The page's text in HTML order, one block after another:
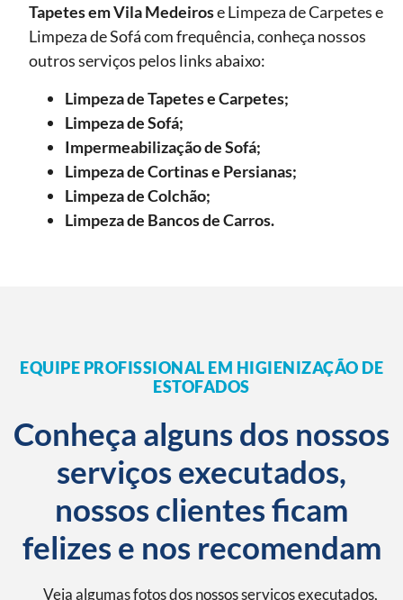
Tapetesem Vila Medeirose Limpeza de Carpetes e
Limpeza de Sofá com frequência, conheça nossos
outros serviços pelos links abaixo:
Limpeza de Tapetes e Carpetes;
Limpeza de Sofá;
Impermeabilização de Sofá;
Limpeza de Cortinas e Persianas;
Limpeza de Colchão;
Limpeza de Bancos de Carros.
EQUIPE PROFISSIONAL EM HIGIENIZAÇÃO DE
ESTOFADOS
Conheça alguns dos nossos
serviços executados,
nossos clientes ficam
felizes e nos recomendam
Veja algumas fotos dos nossos serviços executados,